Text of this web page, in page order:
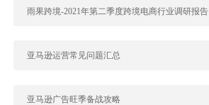
雨果跨境-2021年第二季度跨境电商行业调研报告
亚马逊运营常见问题汇总
亚马逊广告旺季备战攻略